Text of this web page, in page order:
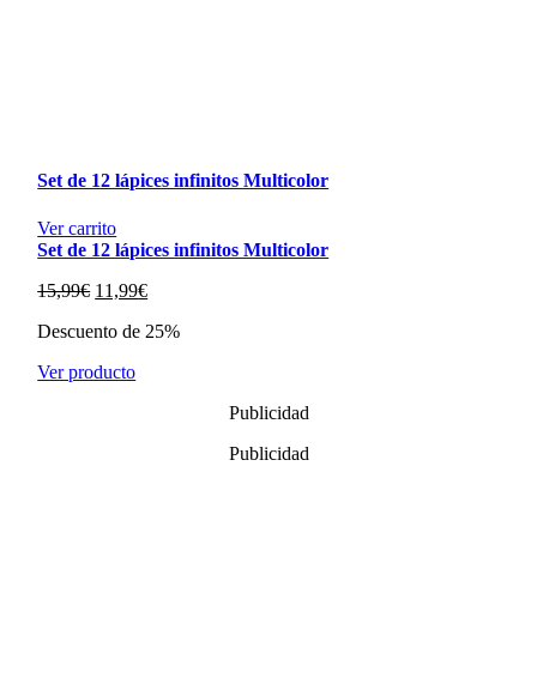
Set de 12 lápices infinitos Multicolor
Ver carrito
Set de 12 lápices infinitos Multicolor
15,99€ El
original
15,99€.
11,99€El
actual
Descuento de 25%
Ver producto
Publicidad
Publicidad